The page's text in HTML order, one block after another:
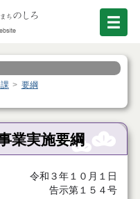
要綱
業実施要綱
令和３年１０月１日
告示第１５４号